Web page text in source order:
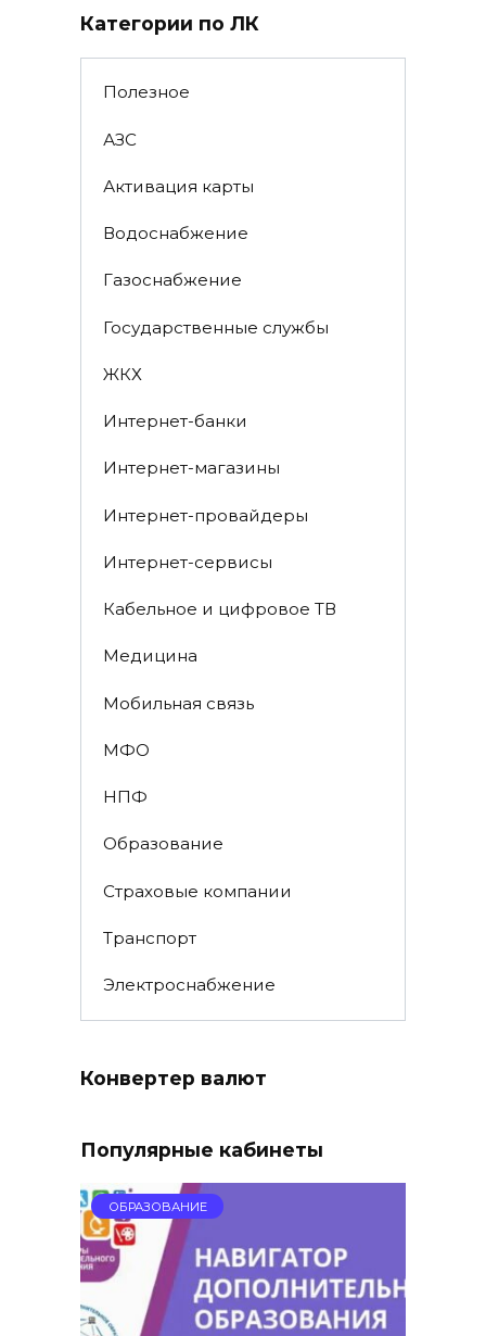
Категории по ЛК
Полезное
АЗС
Активация карты
Водоснабжение
Газоснабжение
Государственные службы
ЖКХ
Интернет-банки
Интернет-магазины
Интернет-провайдеры
Интернет-сервисы
Кабельное и цифровое ТВ
Медицина
Мобильная связь
МФО
НПФ
Образование
Страховые компании
Транспорт
Электроснабжение
Конвертер валют
Популярные кабинеты
ОБРАЗОВАНИЕ